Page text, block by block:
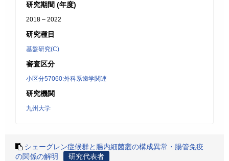
研究期間 (年度)
2018 – 2022
研究種目
基盤研究(C)
審査区分
小区分57060:外科系歯学関連
研究機関
九州大学
シェーグレン症候群と腸内細菌叢の構成異常・腸管免疫
の関係の解明
研究代表者